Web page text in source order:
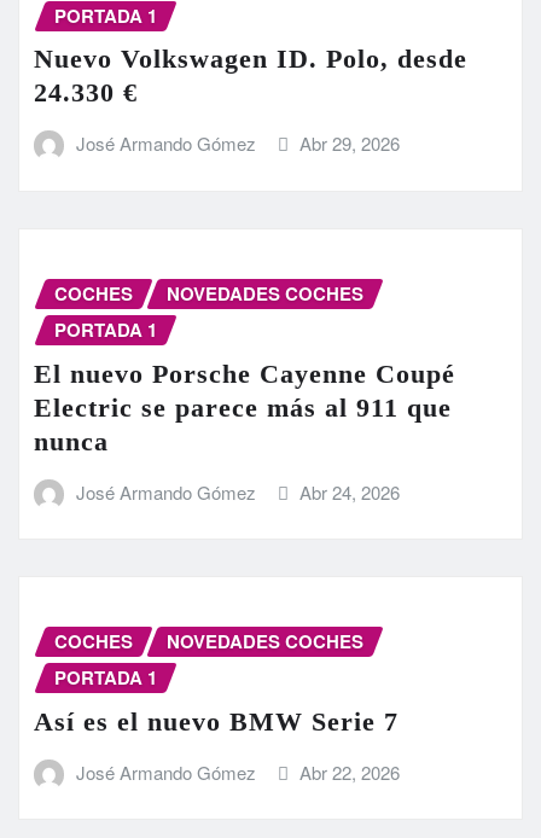
PORTADA 1
Nuevo Volkswagen ID. Polo, desde
24.330 €
José Armando Gómez Abr 29, 2026
COCHES
NOVEDADES COCHES
PORTADA 1
El nuevo Porsche Cayenne Coupé
Electric se parece más al 911 que
nunca
José Armando Gómez Abr 24, 2026
COCHES
NOVEDADES COCHES
PORTADA 1
Así es el nuevo BMW Serie 7
José Armando Gómez Abr 22, 2026